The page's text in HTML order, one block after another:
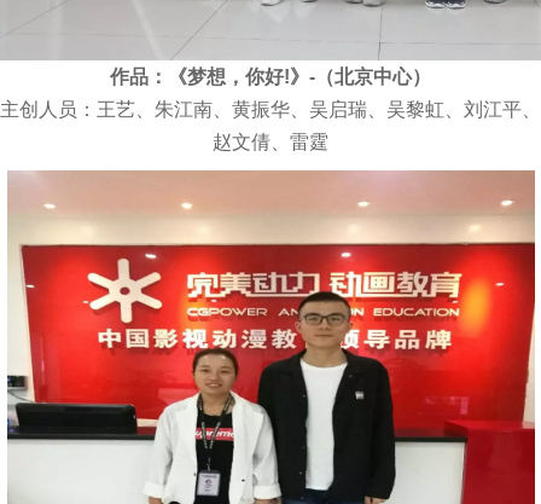
作品：《梦想，你好!》-（北京中心）
主创人员：王艺、朱江南、黄振华、吴启瑞、吴黎虹、刘江平、
赵文倩、雷霆